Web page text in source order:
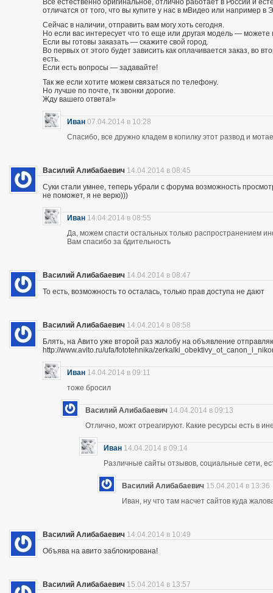
Все естественно оригинальное, отлично работает в России и
отличатся от того, что вы купите у нас в мВидео или например в
Сейчас в наличии, отправить вам могу хоть сегодня.
Но если вас интересует что то еще или другая модель —
Если вы готовы заказать — скажите свой город.
Во первых от этого будет зависить как оплачивается заказ, во
есть.
Если есть вопросы — задавайте!
Так же если хотите можем связаться по телефону.
Но лучше по почте, тк звонки дорогие.
Жду вашего ответа!»
Иван 07.04.2014 в 10:28
Спасибо, все дружно кладем в копилку этот развод и
Василий Алибабаевич 14.04.2014 в 08:45
Суки стали умнее, теперь убрали с форума возможность
не поможет, я не верю)))
Иван 14.04.2014 в 08:55
Да, можем спасти остальных только распространением
Вам спасибо за бдительность
Василий Алибабаевич 14.04.2014 в 08:47
То есть, возможность то осталась, только прав доступа не дают
Василий Алибабаевич 14.04.2014 в 08:58
Блять, на Авито уже второй раз жалобу на объявление
http://www.avito.ru/ufa/fototehnika/
Иван 14.04.2014 в 09:11
тоже бросил
Василий Алибабаевич 14.04.2014 в 09:13
Отлично, можт отреагируют. Какие ресурсы есть в
Иван 14.04.2014 в 09:14
Различные сайты отзывов, социальные сети,
Василий Алибабаевич 15.04.2014 в 13:36
Иван, ну что там насчет сайтов куда
Василий Алибабаевич 14.04.2014 в 10:49
Объява на авито заблокирована!
Василий Алибабаевич 15.04.2014 в 13:57